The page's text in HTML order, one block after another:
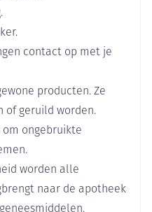
/dag
/dag
oxalaat
(15°C - 25°C)
contact op met je
producten. Ze
of geruild worden.
ongebruikte
worden alle
naar de apotheek